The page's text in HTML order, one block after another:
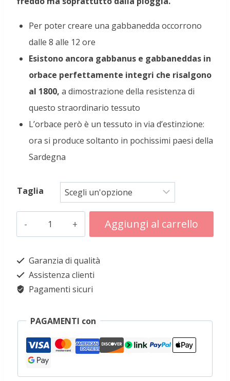
Per poter creare una gabbanedda occorrono
dalle 8 alle 12 ore
Esistono ancora gabbanus e gabbaneddas in
orbace perfettamente integri che risalgono
al 1800, a dimostrazione della resistenza di
questo straordinario tessuto
L’orbace però è un tessuto in via d’estinzione:
ora si produce soltanto in pochissimi paesi della
Sardegna
Taglia
Gabbanedda
cappotto
orbace
Aggiungi al carrello
Garanzia di qualità
Assistenza clienti
Pagamenti sicuri
PAGAMENTI con